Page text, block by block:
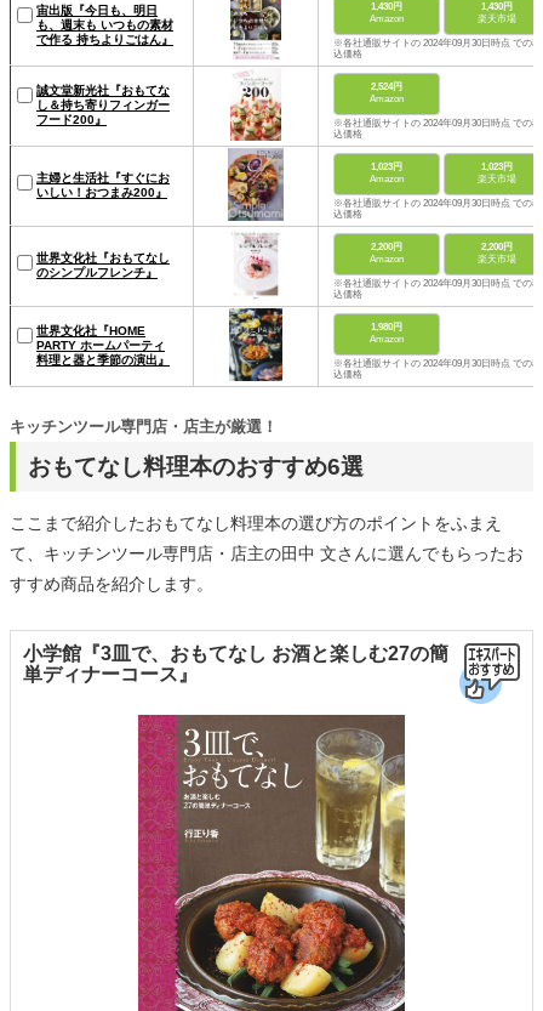
宙出版『今日も、明日
も、週末も いつもの素材
で作る 持ちよりごはん』
1,430円
Amazon
1,430円
楽天市場
※各社通販サイトの 2024年09月30日時点 での税
込価格
誠文堂新光社『おもてな
し＆持ち寄りフィンガー
フード200』
2,524円
Amazon
※各社通販サイトの 2024年09月30日時点 での税
込価格
主婦と生活社『すぐにお
いしい！おつまみ200』
1,023円
Amazon
1,023円
楽天市場
※各社通販サイトの 2024年09月30日時点 での税
込価格
世界文化社『おもてなし
のシンプルフレンチ』
2,200円
Amazon
2,200円
楽天市場
※各社通販サイトの 2024年09月30日時点 での税
込価格
世界文化社『HOME
PARTY ホームパーティ
料理と器と季節の演出』
1,980円
Amazon
※各社通販サイトの 2024年09月30日時点 での税
込価格
おもてなし料理本のおすすめ6選
キッチンツール専門店・店主が厳選！
ここまで紹介したおもてなし料理本の選び方のポイントをふまえ
て、キッチンツール専門店・店主の田中 文さんに選んでもらったお
すすめ商品を紹介します。
小学館『3皿で、おもてなし お酒と楽しむ27の簡
単ディナーコース』